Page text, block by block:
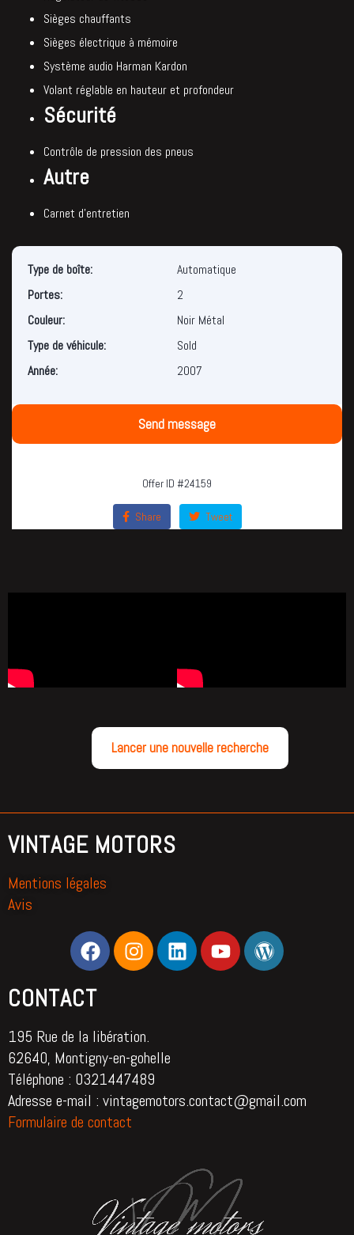
Sièges chauffants
Sièges électrique à mémoire
Système audio Harman Kardon
Volant réglable en hauteur et profondeur
Sécurité
Contrôle de pression des pneus
Autre
Carnet d’entretien
Type de boîte:
Automatique
Portes:
2
Couleur:
Noir Métal
Type de véhicule:
Sold
Année:
2007
Send message
Offer ID #24159
Share Tweet
Lancer une nouvelle recherche
VINTAGE MOTORS
Mentions légales
Avis
CONTACT
195 Rue de la libération.
62640, Montigny-en-gohelle
Téléphone : 0321447489
Adresse e-mail : vintagemotors.contact@gmail.com
Formulaire de contact